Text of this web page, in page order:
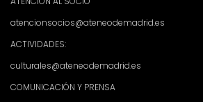
atencionsocios@ateneodemadrid.es
ACTIVIDADES:
culturales@ateneodemadrid.es
COMUNICACIÓN Y PRENSA